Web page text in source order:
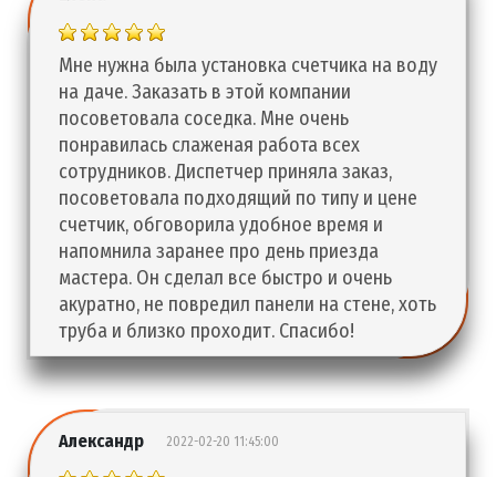
Мне нужна была установка счетчика на воду
на даче. Заказать в этой компании
посоветовала соседка. Мне очень
понравилась слаженая работа всех
сотрудников. Диспетчер приняла заказ,
посоветовала подходящий по типу и цене
счетчик, обговорила удобное время и
напомнила заранее про день приезда
мастера. Он сделал все быстро и очень
акуратно, не повредил панели на стене, хоть
труба и близко проходит. Спасибо!
Александр 2022-02-20 11:45:00